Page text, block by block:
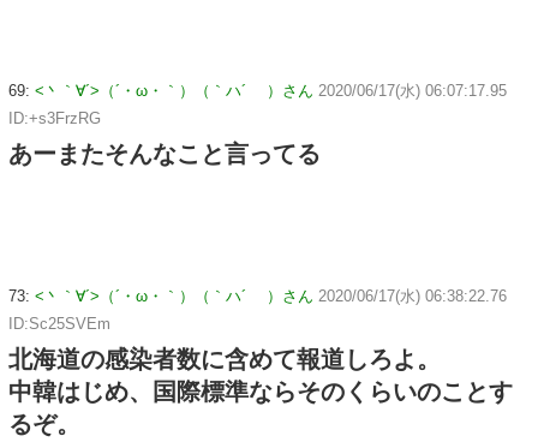
69: <丶｀∀´>（´・ω・｀）（｀ハ´ ）さん 2020/06/17(水) 06:07:17.95
ID:+s3FrzRG
あーまたそんなこと言ってる
73: <丶｀∀´>（´・ω・｀）（｀ハ´ ）さん 2020/06/17(水) 06:38:22.76
ID:Sc25SVEm
北海道の感染者数に含めて報道しろよ。
中韓はじめ、国際標準ならそのくらいのことす
るぞ。